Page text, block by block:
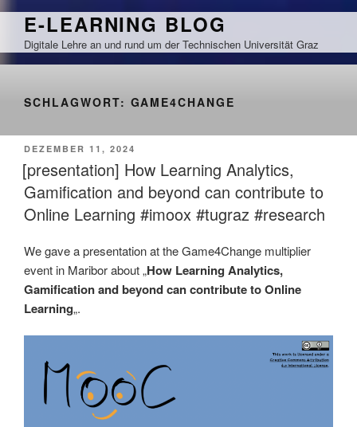
Zum
springen
E-LEARNING BLOG
Digitale Lehre an und rund um der Technischen Universität Graz
SCHLAGWORT: GAME4CHANGE
VERÖFFENTLICHT
AM
DEZEMBER 11, 2024
[presentation] How Learning Analytics,
Gamification and beyond can contribute to
Online Learning #imoox #tugraz #research
We gave a presentation at the Game4Change multiplier
event in Maribor about „How Learning Analytics,
Gamification and beyond can contribute to Online
Learning„.